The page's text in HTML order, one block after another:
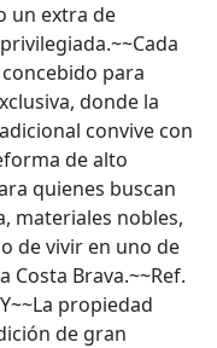
un extra de
para
donde la
convive con
de alto
quienes buscan
materiales nobles,
de vivir en uno de
Costa Brava.~~Ref.
propiedad
de gran